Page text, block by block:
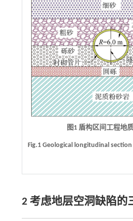
图1 盾构区间工程地
Fig.1 Geological longitudinal
2 考虑地层空洞缺陷的